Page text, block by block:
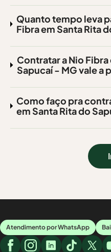
Quanto tempo leva
Fibra em Santa Rita
Contratar a Nio Fibra
Sapucaí - MG vale a
Como faço pra
em Santa Rita do
Atendimento por WhatsApp